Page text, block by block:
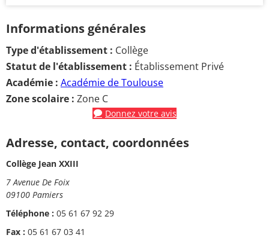
Informations générales
Type d'établissement : Collège
Statut de l'établissement : Établissement Privé
Académie : Académie de Toulouse
Zone scolaire : Zone C
Donnez votre avis
Adresse, contact, coordonnées
Collège Jean XXIII
7 Avenue De Foix
09100 Pamiers
Téléphone : 05 61 67 92 29
Fax : 05 61 67 03 41